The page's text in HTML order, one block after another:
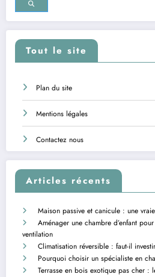
Tout le site
Plan du site
Mentions légales
Contactez nous
Articles récents
Maison passive et canicule : une
Aménager une chambre d’enfant
ventilation
Climatisation réversible : faut-il
Pourquoi choisir un spécialiste en
Terrasse en bois exotique pas cher :